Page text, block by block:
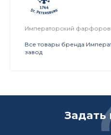
Императорский
Все товары бренда
завод
Задать